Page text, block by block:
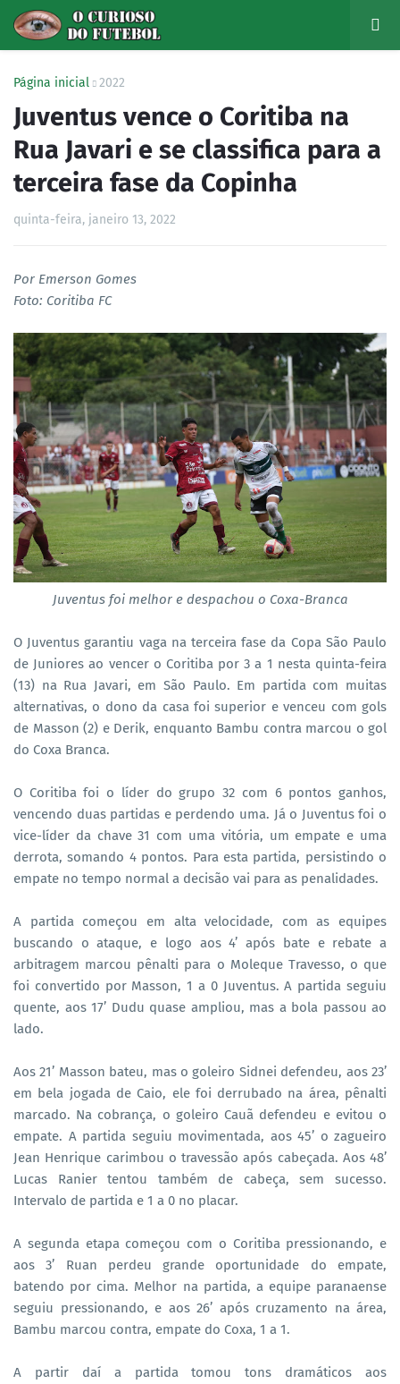
Página inicial 2022
Juventus vence o Coritiba na
Rua Javari e se classifica para a
terceira fase da Copinha
quinta-feira, janeiro 13, 2022
Por Emerson Gomes
Foto: Coritiba FC
Juventus foi melhor e despachou o Coxa-Branca
O Juventus garantiu vaga na terceira fase da Copa São Paulo
de Juniores ao vencer o Coritiba por 3 a 1 nesta quinta-feira
(13) na Rua Javari, em São Paulo. Em partida com muitas
alternativas, o dono da casa foi superior e venceu com gols
de Masson (2) e Derik, enquanto Bambu contra marcou o gol
do Coxa Branca.
O Coritiba foi o líder do grupo 32 com 6 pontos ganhos,
vencendo duas partidas e perdendo uma. Já o Juventus foi o
vice-líder da chave 31 com uma vitória, um empate e uma
derrota, somando 4 pontos. Para esta partida, persistindo o
empate no tempo normal a decisão vai para as penalidades.
A partida começou em alta velocidade, com as equipes
buscando o ataque, e logo aos 4’ após bate e rebate a
arbitragem marcou pênalti para o Moleque Travesso, o que
foi convertido por Masson, 1 a 0 Juventus. A partida seguiu
quente, aos 17’ Dudu quase ampliou, mas a bola passou ao
lado.
Aos 21’ Masson bateu, mas o goleiro Sidnei defendeu, aos 23’
em bela jogada de Caio, ele foi derrubado na área, pênalti
marcado. Na cobrança, o goleiro Cauã defendeu e evitou o
empate. A partida seguiu movimentada, aos 45’ o zagueiro
Jean Henrique carimbou o travessão após cabeçada. Aos 48’
Lucas Ranier tentou também de cabeça, sem sucesso.
Intervalo de partida e 1 a 0 no placar.
A segunda etapa começou com o Coritiba pressionando, e
aos 3’ Ruan perdeu grande oportunidade do empate,
batendo por cima. Melhor na partida, a equipe paranaense
seguiu pressionando, e aos 26’ após cruzamento na área,
Bambu marcou contra, empate do Coxa, 1 a 1.
A partir daí a partida tomou tons dramáticos aos